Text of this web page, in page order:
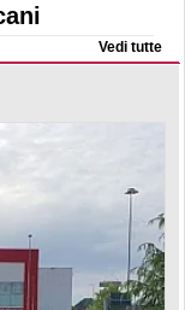
Vedi tutte